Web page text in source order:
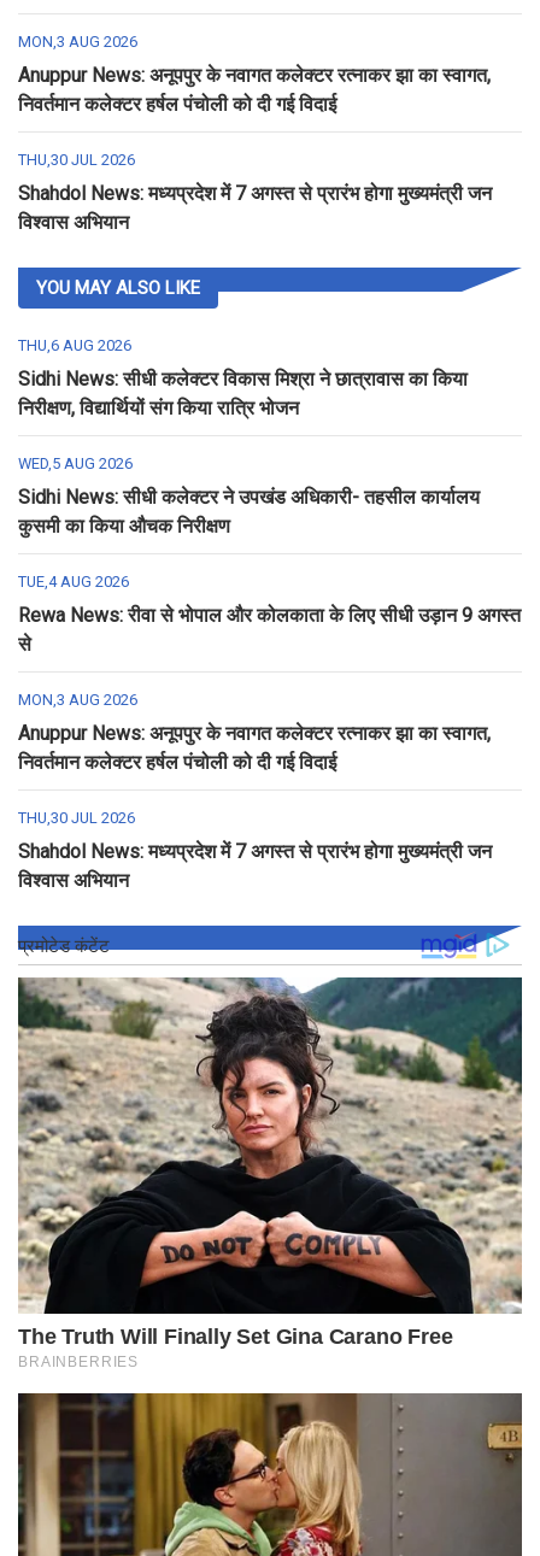
MON,3 AUG 2026
Anuppur News: अनूपपुर के नवागत कलेक्टर रत्नाकर झा का स्वागत,
निवर्तमान कलेक्टर हर्षल पंचोली को दी गई विदाई
THU,30 JUL 2026
Shahdol News: मध्यप्रदेश में 7 अगस्त से प्रारंभ होगा मुख्यमंत्री जन
विश्वास अभियान
YOU MAY ALSO LIKE
THU,6 AUG 2026
Sidhi News: सीधी कलेक्टर विकास मिश्रा ने छात्रावास का किया
निरीक्षण, विद्यार्थियों संग किया रात्रि भोजन
WED,5 AUG 2026
Sidhi News: सीधी कलेक्टर ने उपखंड अधिकारी- तहसील कार्यालय
कुसमी का किया औचक निरीक्षण
TUE,4 AUG 2026
Rewa News: रीवा से भोपाल और कोलकाता के लिए सीधी उड़ान 9 अगस्त
से
MON,3 AUG 2026
Anuppur News: अनूपपुर के नवागत कलेक्टर रत्नाकर झा का स्वागत,
निवर्तमान कलेक्टर हर्षल पंचोली को दी गई विदाई
THU,30 JUL 2026
Shahdol News: मध्यप्रदेश में 7 अगस्त से प्रारंभ होगा मुख्यमंत्री जन
विश्वास अभियान